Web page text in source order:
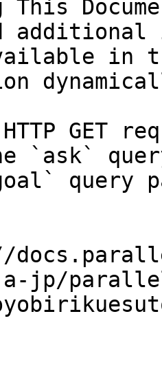
This
in
GET
`ask`
query
jp/